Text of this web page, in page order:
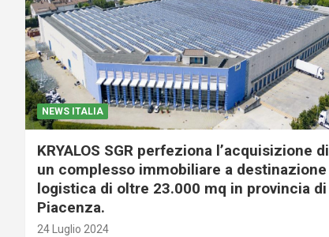
NEWS ITALIA
KRYALOS SGR perfeziona l’acquisizione di
un complesso immobiliare a destinazione
logistica di oltre 23.000 mq in provincia di
Piacenza.
24 Luglio 2024